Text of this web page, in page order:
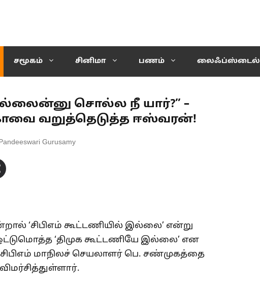
சமூகம் சினிமா பணம் லைஃப்ஸ்டைல்
சொல்ல நீ யார்?” –
வறுத்தெடுத்த ஈஸ்வரன்!
Gurusamy
‘சிபிஎம் கூட்டணியில் இல்லை’ என்று
‘திமுக கூட்டணியே இல்லை’ என
மாநிலச் செயலாளர் பெ. சண்முகத்தை